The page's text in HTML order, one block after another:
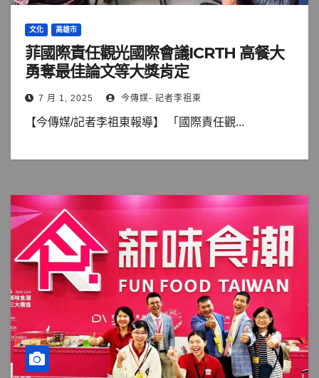
文化 高雄市
菲國際責任觀光國際會議ICRTH 高餐大
勇奪最佳論文等大獎肯定
7 月 1, 2025 今傳媒- 記者李祖東
【今傳媒/記者李祖東報導】 「國際責任觀...